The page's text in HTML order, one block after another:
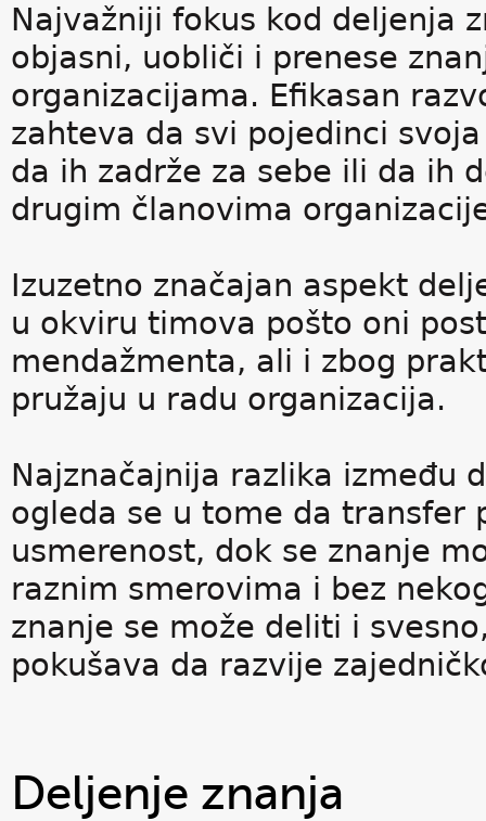
Najvažniji fokus kod deljenja
objasni, uobliči i prenese
organizacijama. Efikasan
zahteva da svi pojedinci
da ih zadrže za sebe ili da ih
drugim članovima
Izuzetno značajan aspekt
u okviru timova pošto oni
mendažmenta, ali i zbog
pružaju u radu organizacija.
Najznačajnija razlika između
ogleda se u tome da transfer
usmerenost, dok se znanje
raznim smerovima i bez
znanje se može deliti i
pokušava da razvije
Deljenje znanja